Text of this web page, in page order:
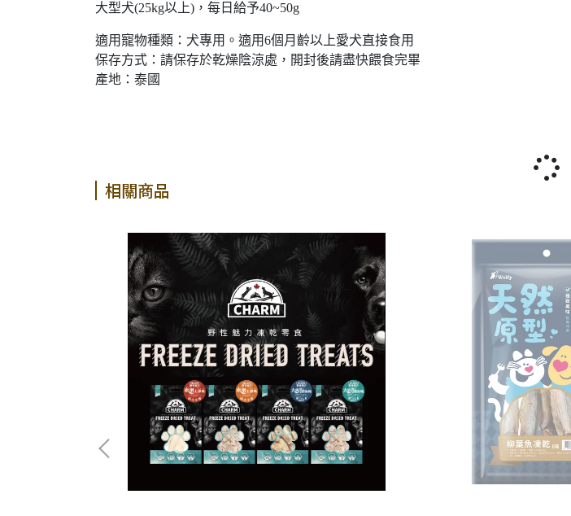
大型犬(25kg以上)，每日給予40~50g
適用寵物種類：犬專用。適用6個月齡以上愛犬直接食用
保存方式：請保存於乾燥陰涼處，開封後請盡快餵食完畢
產地：泰國
相關商品